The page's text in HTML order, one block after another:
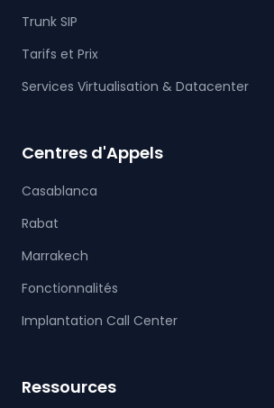
Trunk SIP
Tarifs et Prix
Services Virtualisation & Datacenter
Centres d'Appels
Casablanca
Rabat
Marrakech
Fonctionnalités
Implantation Call Center
Ressources